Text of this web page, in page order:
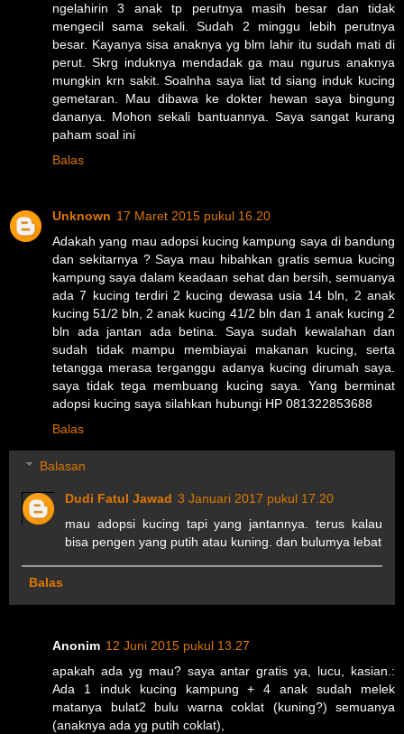
ngelahirin 3 anak tp perutnya masih besar dan tidak
mengecil sama sekali. Sudah 2 minggu lebih perutnya
besar. Kayanya sisa anaknya yg blm lahir itu sudah mati di
perut. Skrg induknya mendadak ga mau ngurus anaknya
mungkin krn sakit. Soalnha saya liat td siang induk kucing
gemetaran. Mau dibawa ke dokter hewan saya bingung
dananya. Mohon sekali bantuannya. Saya sangat kurang
paham soal ini
Balas
Unknown 17 Maret 2015 pukul 16.20
Adakah yang mau adopsi kucing kampung saya di bandung
dan sekitarnya ? Saya mau hibahkan gratis semua kucing
kampung saya dalam keadaan sehat dan bersih, semuanya
ada 7 kucing terdiri 2 kucing dewasa usia 14 bln, 2 anak
kucing 51/2 bln, 2 anak kucing 41/2 bln dan 1 anak kucing 2
bln ada jantan ada betina. Saya sudah kewalahan dan
sudah tidak mampu membiayai makanan kucing, serta
tetangga merasa terganggu adanya kucing dirumah saya.
saya tidak tega membuang kucing saya. Yang berminat
adopsi kucing saya silahkan hubungi HP 081322853688
Balas
Balasan
Dudi Fatul Jawad 3 Januari 2017 pukul 17.20
mau adopsi kucing tapi yang jantannya. terus kalau
bisa pengen yang putih atau kuning. dan bulumya lebat
Balas
Anonim 12 Juni 2015 pukul 13.27
apakah ada yg mau? saya antar gratis ya, lucu, kasian.:
Ada 1 induk kucing kampung + 4 anak sudah melek
matanya bulat2 bulu warna coklat (kuning?) semuanya
(anaknya ada yg putih coklat),